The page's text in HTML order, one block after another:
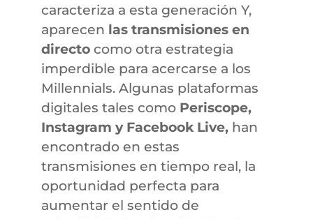
caracteriza a esta generación Y,
aparecen las transmisiones en
directo como otra estrategia
imperdible para acercarse a los
Millennials. Algunas plataformas
digitales tales como Periscope,
Instagram y Facebook Live, han
encontrado en estas
transmisiones en tiempo real, la
oportunidad perfecta para
aumentar el sentido de